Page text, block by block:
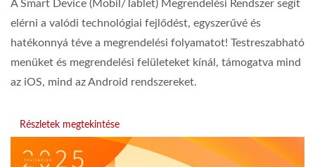
A Smart Device (Mobil/Tablet) Megrendelési Rendszer segít
elérni a valódi technológiai fejlődést, egyszerűvé és
hatékonnyá téve a megrendelési folyamatot! Testreszabható
menüket és megrendelési felületeket kínál, támogatva mind
az iOS, mind az Android rendszereket.
Részletek megtekintése